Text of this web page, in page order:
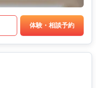
体験・相談予約